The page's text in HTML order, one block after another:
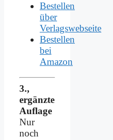
Bestellen
über
Verlagswebseite
Bestellen
bei
Amazon
3.,
ergänzte
Auflage
Nur
noch